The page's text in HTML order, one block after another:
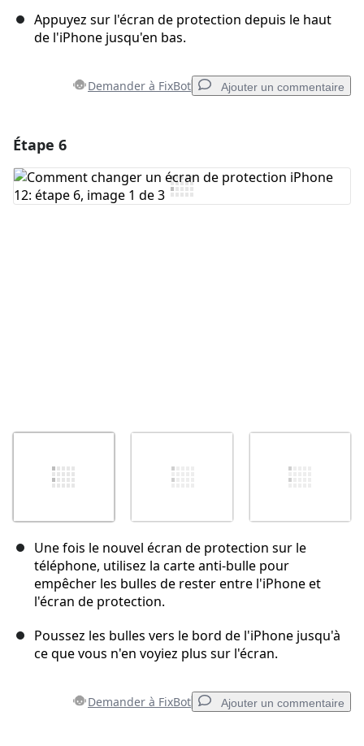
Appuyez sur l'écran de protection depuis le haut
de l'iPhone jusqu'en bas.
Demander à FixBot Ajouter un commentaire
Ajouter un commentaire
Étape 6
Une fois le nouvel écran de protection sur le
téléphone, utilisez la carte anti-bulle pour
empêcher les bulles de rester entre l'iPhone et
l'écran de protection.
Poussez les bulles vers le bord de l'iPhone jusqu'à
ce que vous n'en voyiez plus sur l'écran.
Demander à FixBot Ajouter un commentaire